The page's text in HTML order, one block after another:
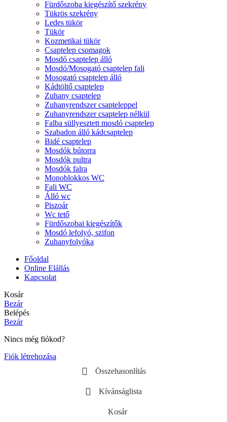
Fürdőszoba kiegészítő szekrény
Tükrös szekrény
Ledes tükör
Tükör
Kozmetikai tükör
Csaptelep csomagok
Mosdó csaptelep álló
Mosdó/Mosogató csaptelep fali
Mosogató csaptelep álló
Kádtöltő csaptelep
Zuhany csaptelep
Zuhanyrendszer csapteleppel
Zuhanyrendszer csaptelep nélkül
Falba süllyesztett mosdó csaptelep
Szabadon álló kádcsaptelep
Bidé csaptelep
Mosdók bútorra
Mosdók pultra
Mosdók falra
Monoblokkos WC
Fali WC
Álló wc
Piszoár
Wc tető
Fürdőszobai kiegészítők
Mosdó lefolyó, szifon
Zuhanyfolyóka
Főoldal
Online Elállás
Kapcsolat
Kosár
Bezár
Belépés
Bezár
Nincs még fiókod?
Fiók létrehozása
Összehasonlítás
Kívánságlista
Kosár